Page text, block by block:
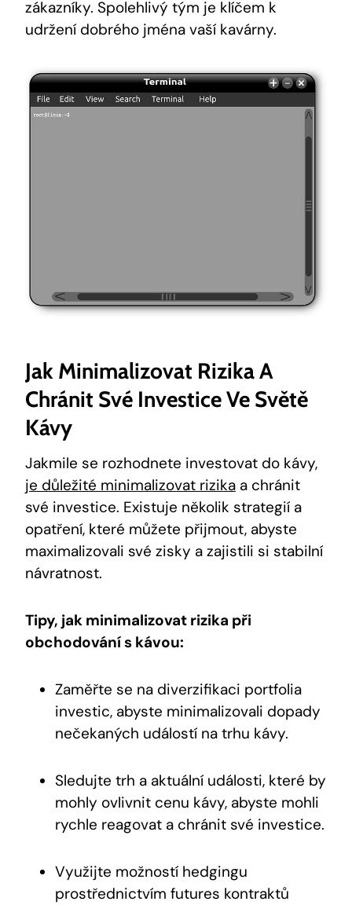
zákazníky. Spolehlivý tým je klíčem k
udržení dobrého jména vaší kavárny.
Jak Minimalizovat Rizika A
Chránit Své Investice Ve Světě
Kávy
Jakmile se rozhodnete investovat do kávy,
je důležité minimalizovat rizika a chránit
své investice. Existuje několik strategií a
opatření, které můžete přijmout, abyste
maximalizovali své zisky a zajistili si stabilní
návratnost.
Tipy, jak minimalizovat rizika při
obchodování s kávou:
Zaměřte se na diverzifikaci portfolia
investic, abyste minimalizovali dopady
nečekaných událostí na trhu kávy.
Sledujte trh a aktuální události, které by
mohly ovlivnit cenu kávy, abyste mohli
rychle reagovat a chránit své investice.
Využijte možností hedgingu
prostřednictvím futures kontraktů